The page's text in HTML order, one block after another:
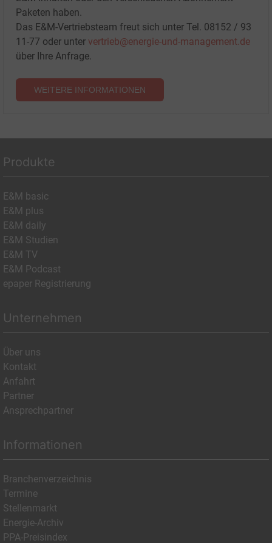
Paketen haben.
Das E&M-Vertriebsteam freut sich unter Tel. 08152 / 93
11-77 oder unter vertrieb@energie-und-management.de
über Ihre Anfrage.
WEITERE INFORMATIONEN
Produkte
E&M basic
E&M plus
E&M daily
E&M Studien
E&M TV
E&M Podcast
epaper Registrierung
Unternehmen
Über uns
Kontakt
Anfahrt
Partner
Ansprechpartner
Informationen
Branchenverzeichnis
Termine
Stellenmarkt
Energie-Archiv
PPA-Preisindex